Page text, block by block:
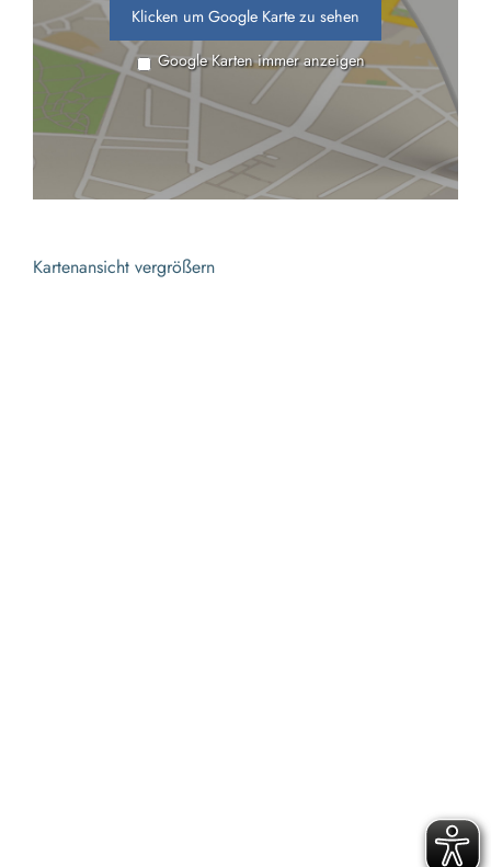
Klicken um Google Karte zu sehen
Google Karten immer anzeigen
Kartenansicht vergrößern